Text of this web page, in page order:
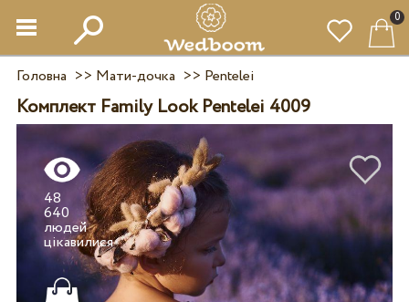
0
Головна >> Мати-дочка >> Pentelei
Комплект Family Look Pentelei 4009
48
640
людей
цікавилися